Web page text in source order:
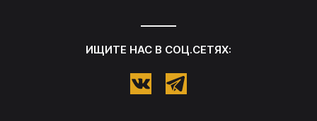
ИЩИТЕ НАС В СОЦ.СЕТЯХ: